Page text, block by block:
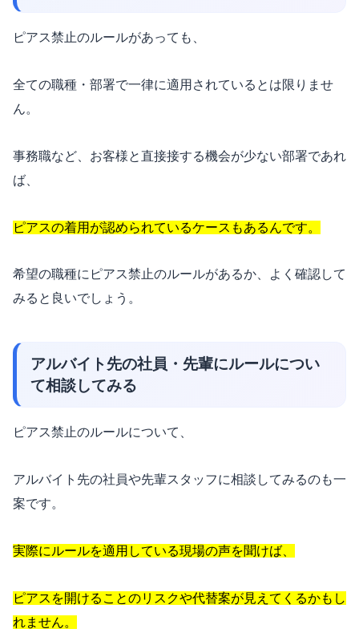
ピアス禁止のルールがあっても、
全ての職種・部署で一律に適用されているとは限りませ
ん。
事務職など、お客様と直接接する機会が少ない部署であれ
ば、
ピアスの着用が認められているケースもあるんです。
希望の職種にピアス禁止のルールがあるか、よく確認して
みると良いでしょう。
アルバイト先の社員・先輩にルールについ
て相談してみる
ピアス禁止のルールについて、
アルバイト先の社員や先輩スタッフに相談してみるのも一
案です。
実際にルールを適用している現場の声を聞けば、
ピアスを開けることのリスクや代替案が見えてくるかもし
れません。